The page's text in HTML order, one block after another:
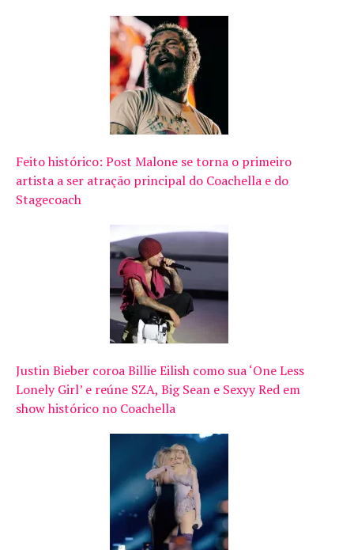
Feito histórico: Post Malone se torna o primeiro
artista a ser atração principal do Coachella e do
Stagecoach
Justin Bieber coroa Billie Eilish como sua ‘One Less
Lonely Girl’ e reúne SZA, Big Sean e Sexyy Red em
show histórico no Coachella